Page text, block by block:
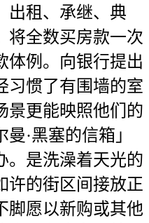
出租、承继、典
将全数买房款一次
体例。向银行提出
习惯了有围墙的室
景更能映照他们的
·黑塞的信箱」
。是洗澡着天光的
许的街区间接放正
脚愿以新购或其他